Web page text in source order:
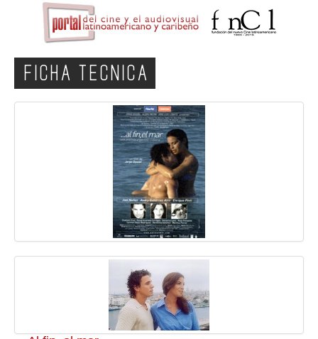
FICHA TECNICA